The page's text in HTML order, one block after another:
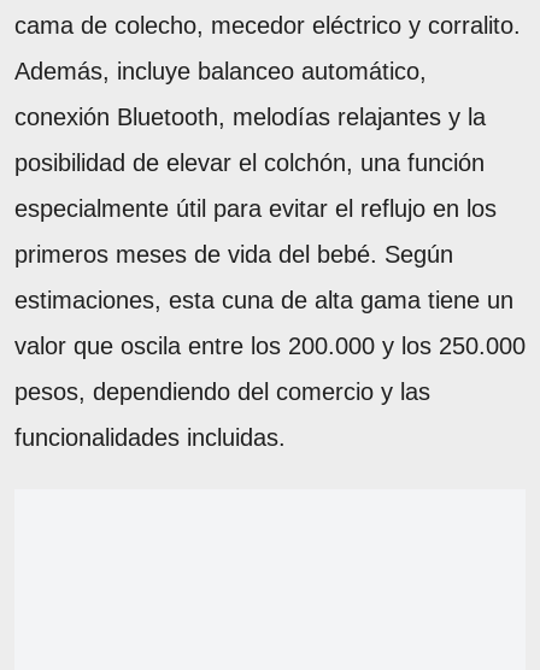
cama de colecho, mecedor eléctrico y corralito.
Además, incluye balanceo automático,
conexión Bluetooth, melodías relajantes y la
posibilidad de elevar el colchón, una función
especialmente útil para evitar el reflujo en los
primeros meses de vida del bebé. Según
estimaciones, esta cuna de alta gama tiene un
valor que oscila entre los 200.000 y los 250.000
pesos, dependiendo del comercio y las
funcionalidades incluidas.